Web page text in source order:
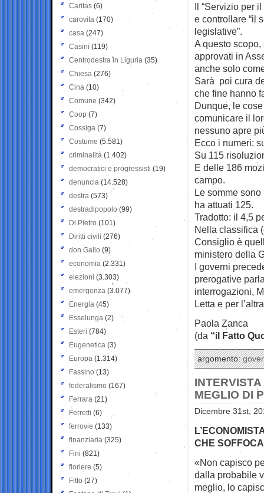
Il “Servizio per
e controllare “il
legislative”.
A questo
approvati in
anche solo
Sarà poi cura
che fine hanno
Dunque, le
comunicare il
nessuno apre
Ecco i numeri:
Su 115
E delle 186
campo.
Le somme
ha attuati 125.
Tradotto: il 4,5
Nella classifica
Consiglio è
ministero della
I governi
prerogative
interrogazioni,
Letta e per
Paola Zanca
(da “il Fatto
argomento:
MEGLIO DI
Dicembre 31st,
CHE
«Non capisco
dalla probabile
meglio, lo
Caritas (6)
carovita (170)
casa (247)
Casini (119)
Centrodestra in Liguria (35)
Chiesa (276)
Cina (10)
Comune (342)
Coop (7)
Cossiga (7)
Costume (5.581)
criminalità (1.402)
democratici e progressisti (19)
denuncia (14.528)
destra (573)
destradipopolo (99)
Di Pietro (101)
Diritti civili (276)
don Gallo (9)
economia (2.331)
elezioni (3.303)
emergenza (3.077)
Energia (45)
Esselunga (2)
Esteri (784)
Eugenetica (3)
Europa (1.314)
Fassino (13)
federalismo (167)
Ferrara (21)
Ferretti (6)
ferrovie (133)
finanziaria (325)
Fini (821)
fioriere (5)
Fitto (27)